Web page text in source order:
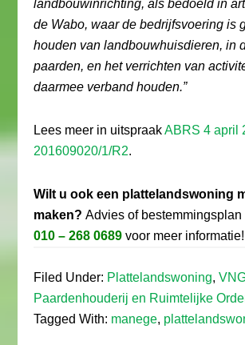
landbouwinrichting, als bedoeld in
de Wabo, waar de bedrijfsvoering is
houden van landbouwhuisdieren, in
paarden, en het verrichten van
daarmee verband houden.”
Lees meer in uitspraakABRS 4 april
201609020/1/R2.
Wilt u ook een plattelandswoning
maken? Advies of
010 – 268 0689 voor meer informatie!
Filed Under: Plattelandswoning,
Paardenhouderij en Ruimtelijke
Tagged With: manege,